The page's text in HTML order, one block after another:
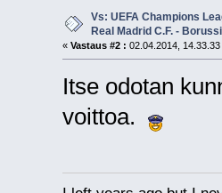
Vs: UEFA Champions
Real Madrid C.F. -
« Vastaus #2 : 02.04.2014, 14.33.33
Itse odotan
voittoa.